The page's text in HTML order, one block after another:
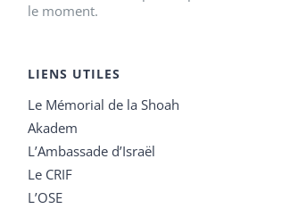
le moment.
LIENS UTILES
Le Mémorial de la Shoah
Akadem
L’Ambassade d’Israël
Le CRIF
L’OSE